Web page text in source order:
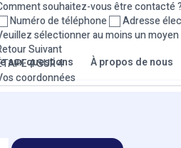
souhaitez-vous être contacté ?
Numéro de téléphone
Adresse
sélectionner au moins un
Suivant
4 SUR 4
coordonnées
aux questions À propos de nous